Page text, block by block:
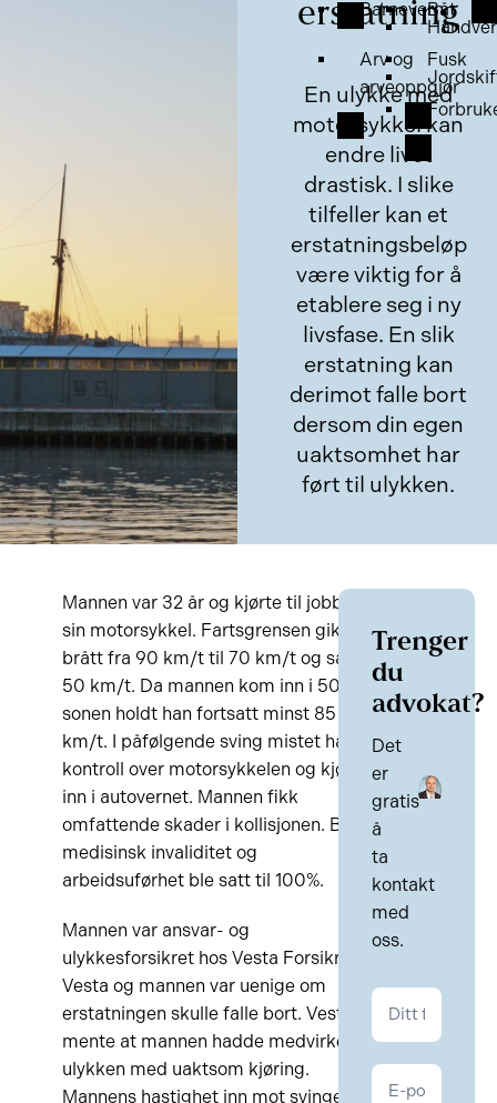
Barnevern
Arv og
arveoppgjør
Båt
Fusk
erstatning
En ulykke med
motorsykkel kan
endre livet
drastisk. I slike
tilfeller kan et
erstatningsbeløp
være viktig for å
etablere seg i ny
livsfase. En slik
erstatning kan
derimot falle bort
dersom din egen
uaktsomhet har
ført til ulykken.
Mannen var 32 år og kjørte til jobb på
sin motorsykkel. Fartsgrensen gikk
brått fra 90 km/t til 70 km/t og så til
50 km/t. Da mannen kom inn i 50-
sonen holdt han fortsatt minst 85
km/t. I påfølgende sving mistet han
kontroll over motorsykkelen og kjørte
inn i autovernet. Mannen fikk
omfattende skader i kollisjonen. Både
medisinsk invaliditet og
arbeidsuførhet ble satt til 100%.
Mannen var ansvar- og
ulykkesforsikret hos Vesta Forsikring.
Vesta og mannen var uenige om
erstatningen skulle falle bort. Vesta
mente at mannen hadde medvirket til
ulykken med uaktsom kjøring.
Mannens hastighet inn mot svingen i
Trenger
du
advokat?
Det
er
gratis
å
ta
kontakt
med
oss.
Kontakt